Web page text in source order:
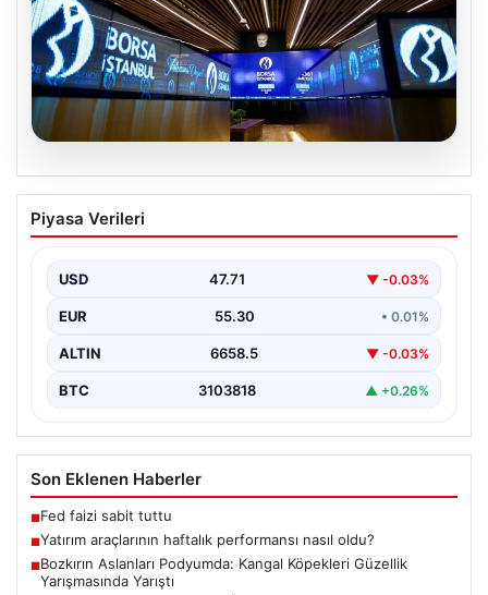
09.08.2026
Yatırım araçlarının haftalık performansı
nasıl oldu?
Değerlendirmesi", "content": "Bu hafta finans
piyasalarında hareketli bir seyir…
Piyasa Verileri
USD 47.71 ▼ -0.03%
EUR 55.30 • 0.01%
ALTIN 6658.5 ▼ -0.03%
BTC 3103818 ▲ +0.26%
Son Eklenen Haberler
■Fed faizi sabit tuttu
■Yatırım araçlarının haftalık performansı nasıl oldu?
■Bozkırın Aslanları Podyumda: Kangal Köpekleri Güzellik
Yarışmasında Yarıştı